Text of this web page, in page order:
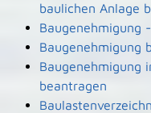
baulichen Anlage
Baugenehmigung
Baugenehmigung
Baugenehmigung
beantragen